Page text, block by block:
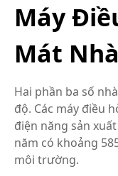
Máy
Mát Nhà
Hai phần ba số
độ. Các máy điều
điện năng sản
năm có khoảng
môi trường.